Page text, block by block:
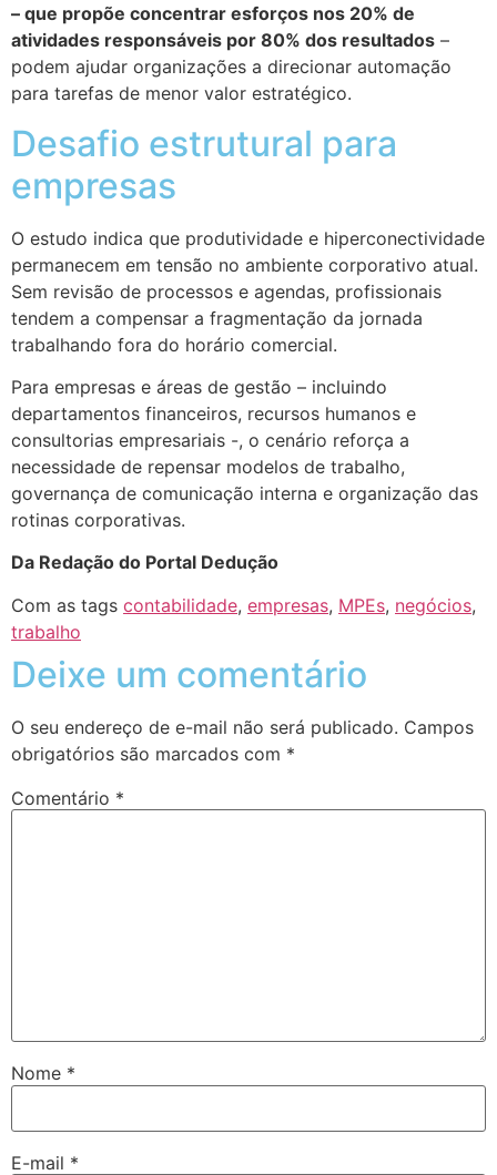
– que propõe concentrar esforços nos 20% de
atividades responsáveis por 80% dos resultados –
podem ajudar organizações a direcionar automação
para tarefas de menor valor estratégico.
Desafio estrutural para
empresas
O estudo indica que produtividade e hiperconectividade
permanecem em tensão no ambiente corporativo atual.
Sem revisão de processos e agendas, profissionais
tendem a compensar a fragmentação da jornada
trabalhando fora do horário comercial.
Para empresas e áreas de gestão – incluindo
departamentos financeiros, recursos humanos e
consultorias empresariais -, o cenário reforça a
necessidade de repensar modelos de trabalho,
governança de comunicação interna e organização das
rotinas corporativas.
Da Redação do Portal Dedução
Com as tags contabilidade, empresas, MPEs, negócios,
trabalho
Deixe um comentário
O seu endereço de e-mail não será publicado. Campos
obrigatórios são marcados com *
Comentário *
Nome *
E-mail *